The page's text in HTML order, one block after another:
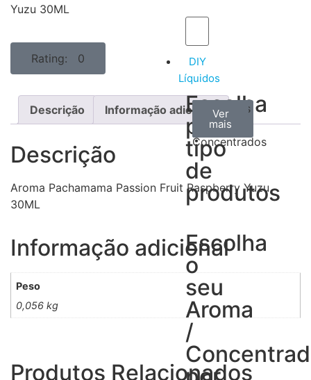
DIY
Líquidos
Escolha
por
tipo
de
produtos
Aromas
Concentrados
Ver
todos
Bases
Ver
mais
Accesorios
Ver
mais
Escolha
o
seu
Aroma
/
Yuzu 30ML
Rating: 0
Descrição Informação adicional
Descrição
Aroma Pachamama Passion Fruit Raspberry Yuzu
30ML
Informação adicional
Peso
0,056 kg
Produtos Relacionados